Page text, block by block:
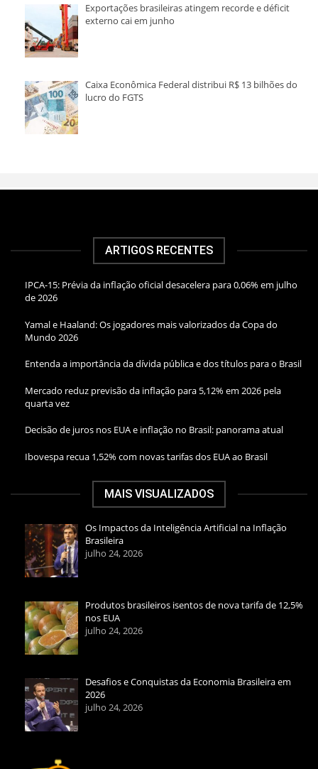
Exportações brasileiras atingem recorde e déficit
externo cai em junho
Caixa Econômica Federal distribui R$ 13 bilhões do
lucro do FGTS
ARTIGOS RECENTES
IPCA-15: Prévia da inflação oficial desacelera para 0,06% em julho
de 2026
Yamal e Haaland: Os jogadores mais valorizados da Copa do
Mundo 2026
Entenda a importância da dívida pública e dos títulos para o Brasil
Mercado reduz previsão da inflação para 5,12% em 2026 pela
quarta vez
Decisão de juros nos EUA e inflação no Brasil: panorama atual
Ibovespa recua 1,52% com novas tarifas dos EUA ao Brasil
MAIS VISUALIZADOS
Os Impactos da Inteligência Artificial na Inflação
Brasileira
julho 24, 2026
Produtos brasileiros isentos de nova tarifa de 12,5%
nos EUA
julho 24, 2026
Desafios e Conquistas da Economia Brasileira em
2026
julho 24, 2026